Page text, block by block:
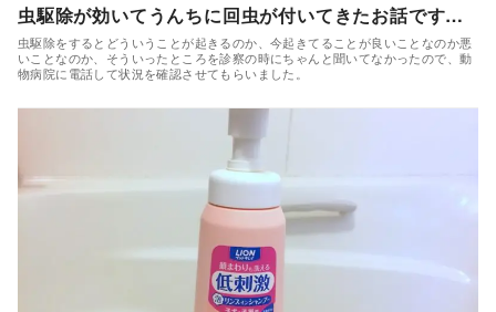
虫駆除が効いてうんちに回虫が付いてきたお話です…
虫駆除をするとどういうことが起きるのか、今起きてることが良いことなのか悪
いことなのか、そういったところを診察の時にちゃんと聞いてなかったので、動
物病院に電話して状況を確認させてもらいました。